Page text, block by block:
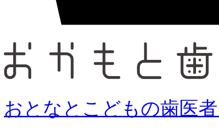
おとなとこどもの歯医